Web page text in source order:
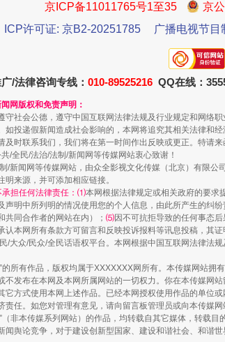
珠宝鉴定乱象
名
走近一线检察
京ICP备11011765号1至35
京
ICP许可证: 京B2-20251785
广播电视节
/法律咨询专线： 010-89525216 QQ在线：
网版权和免责声明：
守社会公德，遵守中国互联网法律法规及行业规定和网络
如投递假新闻造成社会影响的，本网将追究其相关法律和
及时联系我们，我们将在第一时间作出反映或更正。特请
/全民/法治/法制/新闻网等传媒网站衷心致谢！
/新闻网等传媒网站，由众全影视文化传媒（北京）有限
来源，并可添加相应链接。
承担任何法律责任：⑴本网根据法律规定或相关政府的要求
声明中所列明的情况使用您的个人信息，由此所产生的纠纷
共同合作者的网站在内）； ⑸因不可抗拒导致的任何事态后
认本网所有条款方可留言和反映投诉报料等讯息投稿，其
/大众/民众/全民话语权平台。本网根据中国互联网法律法
的所有作品，版权均属于XXXXXXX网所有。本传媒网站
不发布在本网及本网所属网站的一切权力。你在本传媒网
方式使用本网上述作品。已经本网授权使用作品的单位
任。如您对管理有意见，请向留言板管理员或向本传媒网
（非本传媒系列网站）的作品，均转载自其它媒体，转载
闻舆论竞争，对于建设创新型国家、建设和谐社会、和谐